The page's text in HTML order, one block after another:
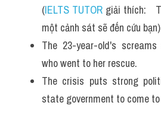
(IELTS TUTOR giải thích:
một cảnh sát sẽ đến cứu bạn)
The 23-year-old's
who went to her rescue.
The crisis puts strong
state government to come